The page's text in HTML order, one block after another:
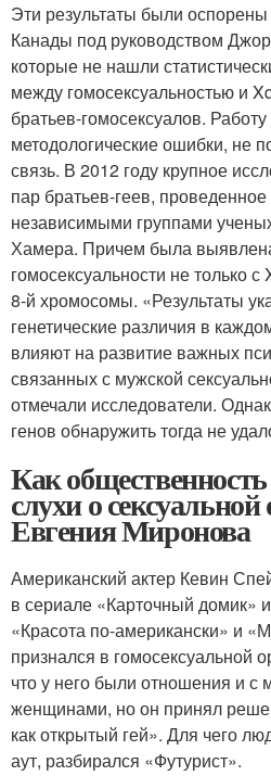
Эти результаты были
Канады под руководством
которые не нашли
между гомосексуальностью и
братьев-гомосексуалов.
методологические ошибки, не
связь. В 2012 году крупное
пар братьев-геев,
независимыми группами
Хамера. Причем была
гомосексуальности не только
8-й хромосомы. «Результаты
генетические различия в
влияют на развитие важных
связанных с мужской
отмечали исследователи.
генов обнаружить тогда не
Как
слухи о
Евгения Миронова
Американский актер Кевин
в сериале «Карточный домик»
«Красота по-американски» и
признался в гомосексуальной
что у него были отношения и с
женщинами, но он принял
как открытый гей». Для чего
аут, разбирался «Футурист».